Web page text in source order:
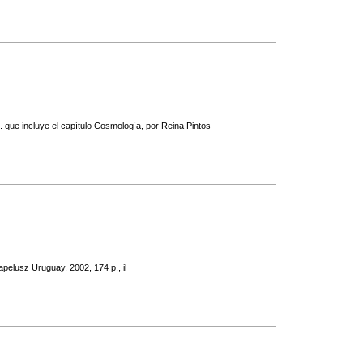
incluye el capítulo Cosmología, por Reina Pintos
Uruguay, 2002, 174 p., il